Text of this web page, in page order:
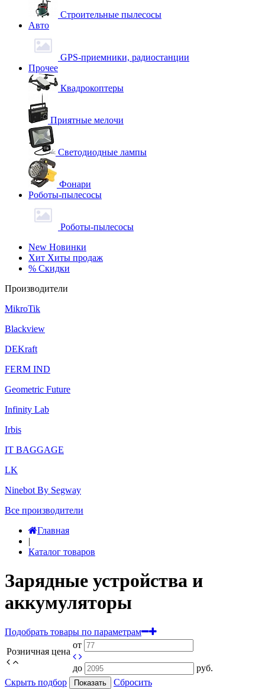
Строительные пылесосы
Авто
GPS-приемники, радиостанции
Прочее
Квадрокоптеры
Приятные мелочи
Светодиодные лампы
Фонари
Роботы-пылесосы
Роботы-пылесосы
New Новинки
Хит Хиты продаж
% Скидки
Производители
MikroTik
Blackview
DEKraft
FERM IND
Geometric Future
Infinity Lab
Irbis
IT BAGGAGE
LK
Ninebot By Segway
Все производители
Главная
|
Каталог товаров
Зарядные устройства и
аккумуляторы
Подобрать товары по параметрам
Розничная цена
от
до
руб.
Скрыть подбор
Показать
Сбросить